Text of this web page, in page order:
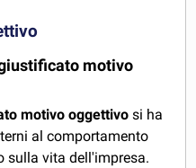
motivo
motivo oggettivo si ha
al comportamento
sulla vita dell'impresa.